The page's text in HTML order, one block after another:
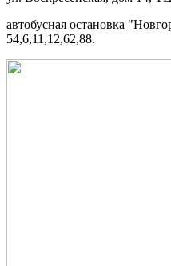
автобусная остановка
54,6,11,12,62,88.